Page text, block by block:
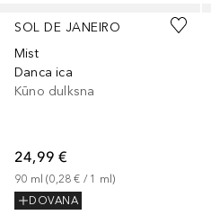
SOL DE JANEIRO
Mist
Danca ica
Kūno dulksna
24,99 €
90 ml (0,28 € / 1 ml)
DOVANA